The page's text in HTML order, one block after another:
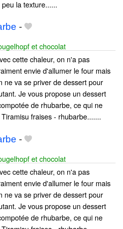
la texture......
-
et chocolat
cette chaleur, on n'a pas
envie d'allumer le four mais
ne va se priver de dessert pour
Je vous propose un dessert
de rhubarbe, ce qui ne
fraises - rhubarbe.......
-
et chocolat
cette chaleur, on n'a pas
envie d'allumer le four mais
ne va se priver de dessert pour
Je vous propose un dessert
de rhubarbe, ce qui ne